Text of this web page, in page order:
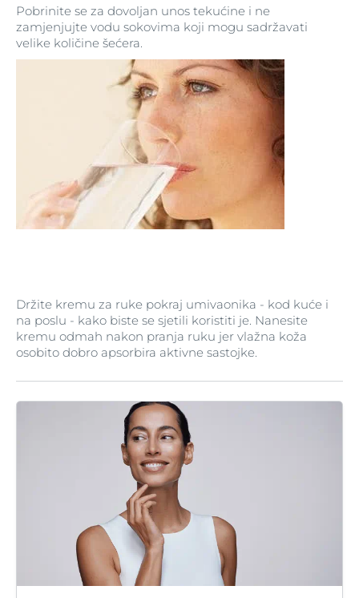
Pobrinite se za dovoljan unos tekućine i ne
zamjenjujte vodu sokovima koji mogu sadržavati
velike količine šećera.
Držite kremu za ruke pokraj umivaonika - kod kuće i
na poslu - kako biste se sjetili koristiti je. Nanesite
kremu odmah nakon pranja ruku jer vlažna koža
osobito dobro apsorbira aktivne sastojke.